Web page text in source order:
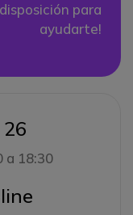
para
ayudarte!
a 18:30